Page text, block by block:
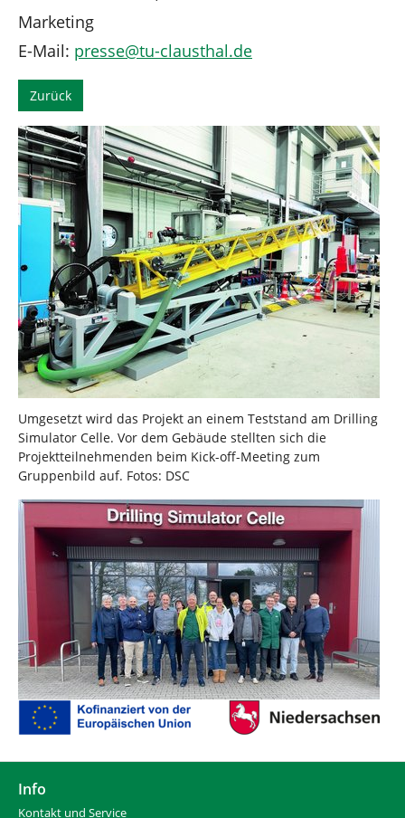
Marketing
E-Mail: presse@tu-clausthal.de
Zurück
Umgesetzt wird das Projekt an einem Teststand am Drilling
Simulator Celle. Vor dem Gebäude stellten sich die
Projektteilnehmenden beim Kick-off-Meeting zum
Gruppenbild auf. Fotos: DSC
Info
Kontakt und Service